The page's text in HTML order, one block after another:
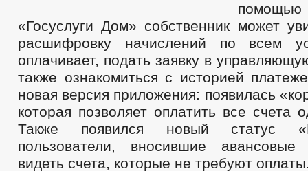
«Госуслуги Дом» собственник может
расшифровку начислений по всем
оплачивает, подать заявку в
также ознакомиться с историей
новая версия приложения: появилась
которая позволяет оплатить все счета
Также появился новый статус
пользователи, вносившие
видеть счета, которые не требуют